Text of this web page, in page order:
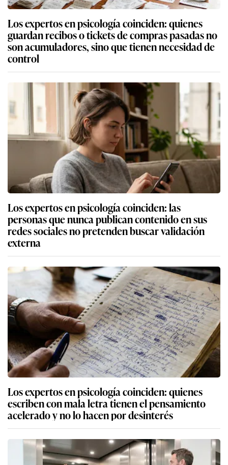
Los expertos en psicología coinciden: quienes
guardan recibos o tickets de compras pasadas no
son acumuladores, sino que tienen necesidad de
control
Los expertos en psicología coinciden: las
personas que nunca publican contenido en sus
redes sociales no pretenden buscar validación
externa
Los expertos en psicología coinciden: quienes
escriben con mala letra tienen el pensamiento
acelerado y no lo hacen por desinterés